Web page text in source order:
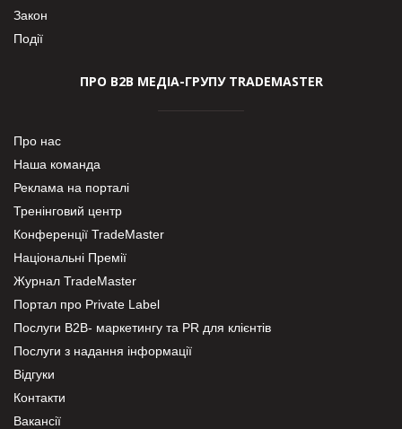
Закон
Події
ПРО В2В МЕДІА-ГРУПУ TRADEMASTER
Про нас
Наша команда
Реклама на порталі
Тренінговий центр
Конференції TradeMaster
Національні Премії
Журнал TradeMaster
Портал про Private Label
Послуги В2В- маркетингу та PR для клієнтів
Послуги з надання інформації
Відгуки
Контакти
Вакансії